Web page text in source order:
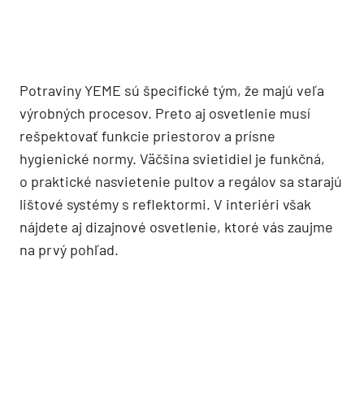
Potraviny YEME sú špecifické tým, že majú veľa
výrobných procesov. Preto aj osvetlenie musí
rešpektovať funkcie priestorov a prísne
hygienické normy. Väčšina svietidiel je funkčná,
o praktické nasvietenie pultov a regálov sa starajú
lištové systémy s reflektormi. V interiéri však
nájdete aj dizajnové osvetlenie, ktoré vás zaujme
na prvý pohľad.